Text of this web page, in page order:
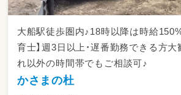
大船駅徒歩圏内♪18時以降は時給
育士】週3日以上・遅番勤務できる方
れ以外の時間帯でもご相談可♪
かさまの杜